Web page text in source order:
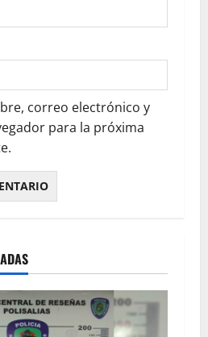
correo electrónico y
para la próxima